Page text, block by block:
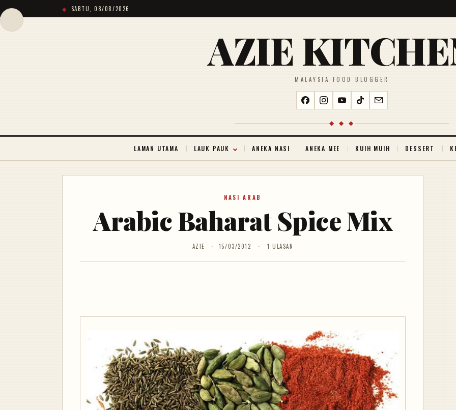
SABTU, 08/08/2026
AZIE
MALAYSIA FOOD BLOGGER
◆ ◆ ◆
LAMAN UTAMA LAUK PAUK ANEKA NASI ANEKA MEE KUIH MUIH DESSERT
NASI ARAB
Arabic Baharat Spice Mix
AZIE 15/03/2012 1 ULASAN